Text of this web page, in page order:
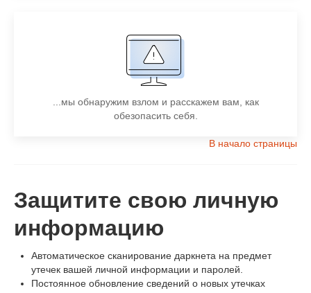
...мы обнаружим взлом и расскажем вам, как
обезопасить себя.
В начало страницы
Защитите свою личную
информацию
Автоматическое сканирование даркнета на предмет
утечек вашей личной информации и паролей.
Постоянное обновление сведений о новых утечках